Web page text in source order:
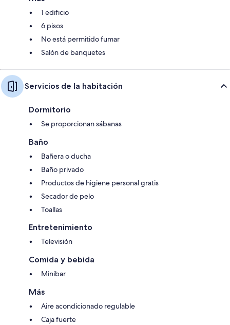
1 edificio
6 pisos
No está permitido fumar
Salón de banquetes
Servicios de la habitación
Dormitorio
Se proporcionan sábanas
Baño
Bañera o ducha
Baño privado
Productos de higiene personal gratis
Secador de pelo
Toallas
Entretenimiento
Televisión
Comida y bebida
Minibar
Más
Aire acondicionado regulable
Caja fuerte